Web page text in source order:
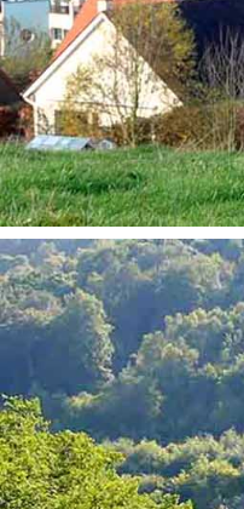
Mairie de
Place de
76160
Tél : 02
Nous
NOS
Lundi :09h00-
Mardi :09h00-
Mercredi :Fermé
Jeudi :
09h00-
Vendredi :09h00-
Samedi :09h00-